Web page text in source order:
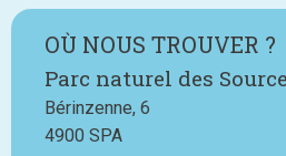
OÙ NOUS TROUVER ?
Parc naturel des
Bérinzenne, 6
4900 SPA